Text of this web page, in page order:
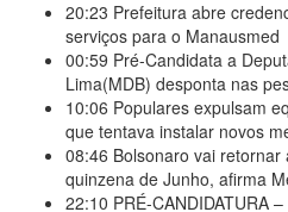
20:23 Prefeitura abre
serviços para o Manausmed
00:59 Pré-Candidata a
Lima(MDB) desponta nas
10:06 Populares expulsam
que tentava instalar novos
08:46 Bolsonaro vai
quinzena de Junho, afirma
22:10 PRÉ-CANDIDATURA